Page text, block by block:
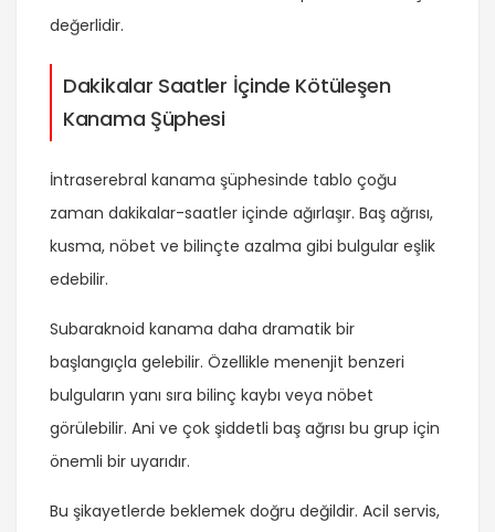
değerlidir.
Dakikalar Saatler İçinde Kötüleşen
Kanama Şüphesi
İntraserebral kanama şüphesinde tablo çoğu
zaman dakikalar-saatler içinde ağırlaşır. Baş ağrısı,
kusma, nöbet ve bilinçte azalma gibi bulgular eşlik
edebilir.
Subaraknoid kanama daha dramatik bir
başlangıçla gelebilir. Özellikle menenjit benzeri
bulguların yanı sıra bilinç kaybı veya nöbet
görülebilir. Ani ve çok şiddetli baş ağrısı bu grup için
önemli bir uyarıdır.
Bu şikayetlerde beklemek doğru değildir. Acil servis,